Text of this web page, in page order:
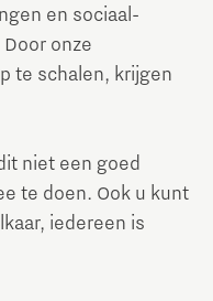
en sociaal-
onze
te schalen, krijgen
niet een goed
te doen. Ook u kunt
iedereen is